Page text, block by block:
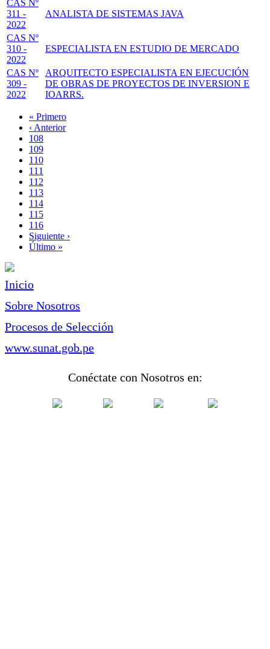
CAS Nº
311 -
2022
ANALISTA DE SISTEMAS JAVA
CAS Nº
310 -
2022
ESPECIALISTA EN ESTUDIO DE MERCADO
CAS Nº
309 -
2022
ARQUITECTO ESPECIALISTA EN EJECUCIÓN
DE OBRAS DE PROYECTOS DE INVERSION E
IOARRS.
Paginación
Primera
página
« Primero
Página
anterior
‹ Anterior
Page
108
Page
109
Page
110
Page
111
Página
actual
112
Page
113
Page
114
Page
115
Page
116
Siguiente
página
Siguiente ›
Última
Último »
Inicio
Sobre Nosotros
Procesos de Selección
www.sunat.gob.pe
Conéctate con Nosotros en: